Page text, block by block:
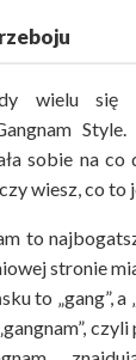
wielu się
sobie na co
wiesz, co to
to
stronie
to „gang”, a
czyli